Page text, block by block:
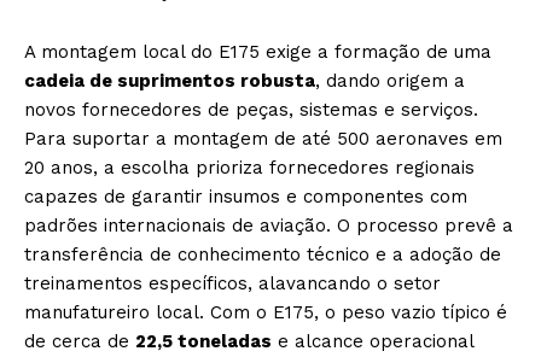
A montagem local do E175 exige a formação de uma
cadeia de suprimentos robusta, dando origem a
novos fornecedores de peças, sistemas e serviços.
Para suportar a montagem de até 500 aeronaves em
20 anos, a escolha prioriza fornecedores regionais
capazes de garantir insumos e componentes com
padrões internacionais de aviação. O processo prevê a
transferência de conhecimento técnico e a adoção de
treinamentos específicos, alavancando o setor
manufatureiro local. Com o E175, o peso vazio típico é
de cerca de 22,5 toneladas e alcance operacional